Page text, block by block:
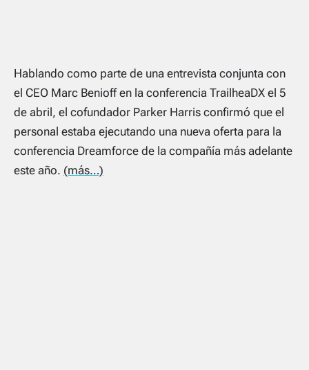
Hablando como parte de una entrevista conjunta con
el CEO Marc Benioff en la conferencia TrailheaDX el 5
de abril, el cofundador Parker Harris confirmó que el
personal estaba ejecutando una nueva oferta para la
conferencia Dreamforce de la compañía más adelante
este año. (más…)